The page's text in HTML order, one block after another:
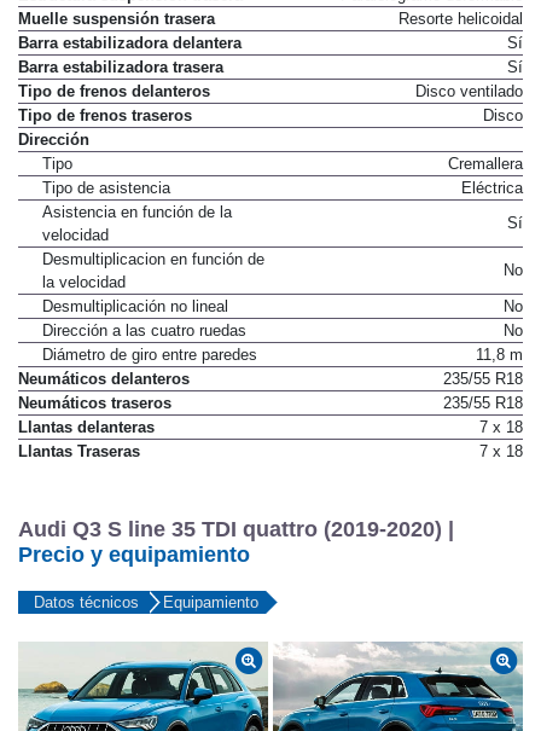
Estructura suspensión trasera
Paralelogramo deformable
Muelle suspensión trasera
Resorte helicoidal
Barra estabilizadora delantera
Sí
Barra estabilizadora trasera
Sí
Tipo de frenos delanteros
Disco ventilado
Tipo de frenos traseros
Dirección
Tipo
Cremallera
Tipo de asistencia
Asistencia en función de la
velocidad
Desmultiplicacion en función de
la velocidad
Desmultiplicación no lineal
No
Dirección a las cuatro ruedas
No
Diámetro de giro entre paredes
11,8 m
Neumáticos delanteros
235/55 R18
Neumáticos traseros
235/55 R18
Llantas delanteras
7 x 18
Audi Q3 S line 35 TDI quattro (2019-2020) |
Precio y equipamiento